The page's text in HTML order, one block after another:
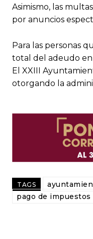
Asimismo, las
por anuncios
Para las personas
total del adeudo en
El XXIII
otorgando la
TAGS
pago de impuestos